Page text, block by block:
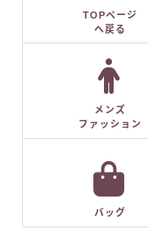
TOPページ
へ戻る
メンズ
ファッション
バッグ